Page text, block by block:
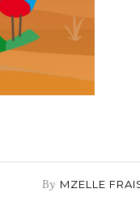
By MZELLE